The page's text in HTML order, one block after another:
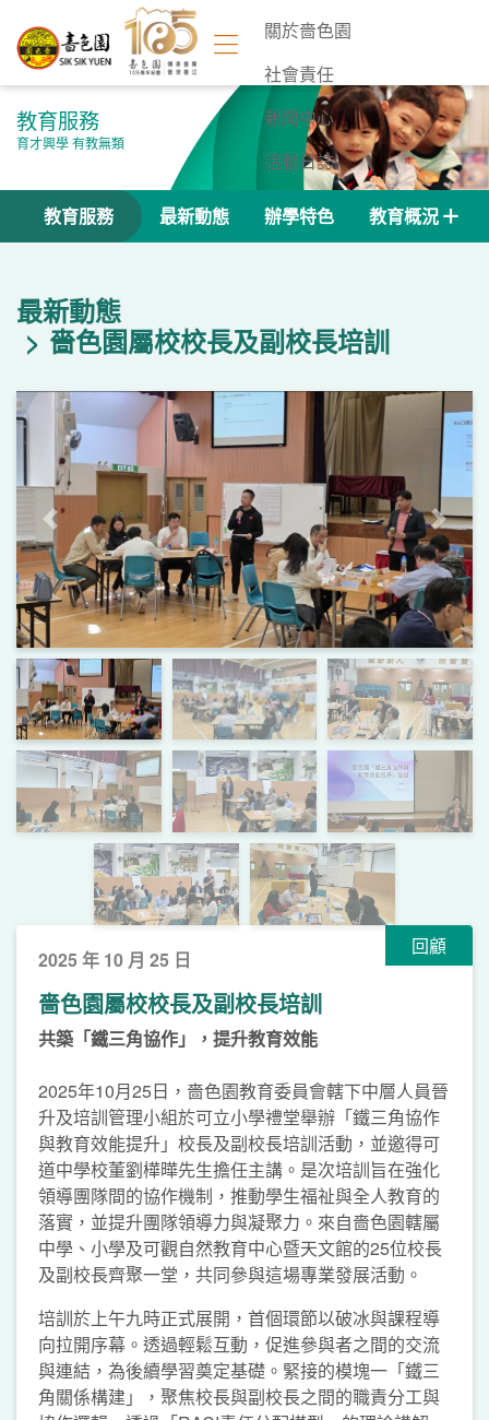
關於嗇色園
社會責任
新聞中心
活動日誌
聯絡我們
教育服務
育才興學 有教無類
教育服務 最新動態 辦學特色 教育概況
最新動態
嗇色園屬校校長及副校長培訓
上一頁 下一頁
回顧
2025 年 10 月 25 日
嗇色園屬校校長及副校長培訓
共築「鐵三角協作」，提升教育效能
2025年10月25日，嗇色園教育委員會轄下中層人員晉
升及培訓管理小組於可立小學禮堂舉辦「鐵三角協作
與教育效能提升」校長及副校長培訓活動，並邀得可
道中學校董劉樺曄先生擔任主講。是次培訓旨在強化
領導團隊間的協作機制，推動學生福祉與全人教育的
落實，並提升團隊領導力與凝聚力。來自嗇色園轄屬
中學、小學及可觀自然教育中心暨天文館的25位校長
及副校長齊聚一堂，共同參與這場專業發展活動。
培訓於上午九時正式展開，首個環節以破冰與課程導
向拉開序幕。透過輕鬆互動，促進參與者之間的交流
與連結，為後續學習奠定基礎。緊接的模塊一「鐵三
角關係構建」，聚焦校長與副校長之間的職責分工與